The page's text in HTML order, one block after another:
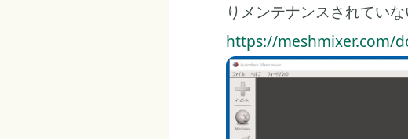
りメンテナンスされてい
https://meshmixer.com/